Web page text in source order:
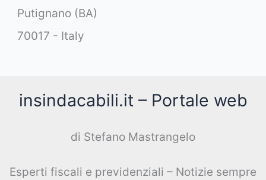
Putignano (BA)
70017 - Italy
insindacabili.it – Portale web
di Stefano Mastrangelo
Esperti fiscali e previdenziali – Notizie sempre